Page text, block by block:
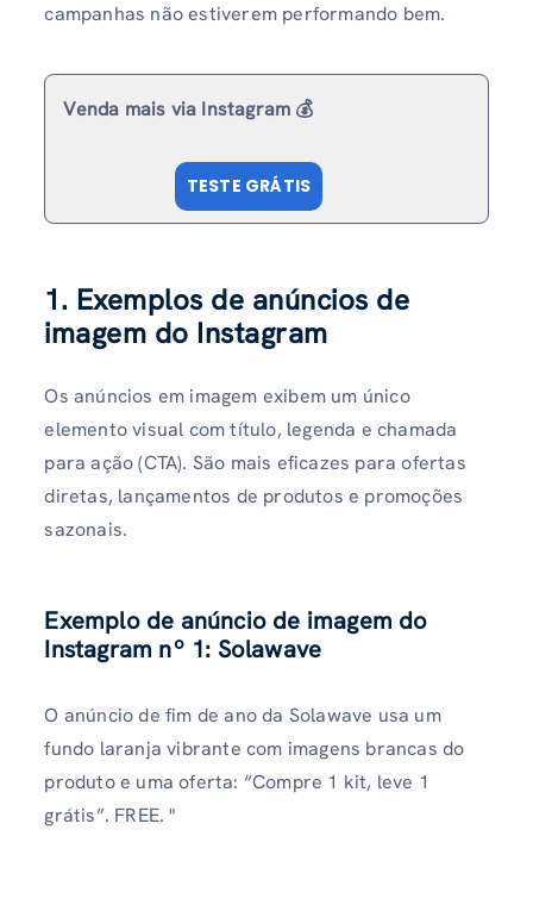
campanhas não estiverem performando bem.
Venda mais via Instagram 💰
TESTE GRÁTIS
1. Exemplos de anúncios de
imagem do Instagram
Os anúncios em imagem exibem um único
elemento visual com título, legenda e chamada
para ação (CTA). São mais eficazes para ofertas
diretas, lançamentos de produtos e promoções
sazonais.
Exemplo de anúncio de imagem do
Instagram nº 1: Solawave
O anúncio de fim de ano da Solawave usa um
fundo laranja vibrante com imagens brancas do
produto e uma oferta: “Compre 1 kit, leve 1
grátis”. FREE. "